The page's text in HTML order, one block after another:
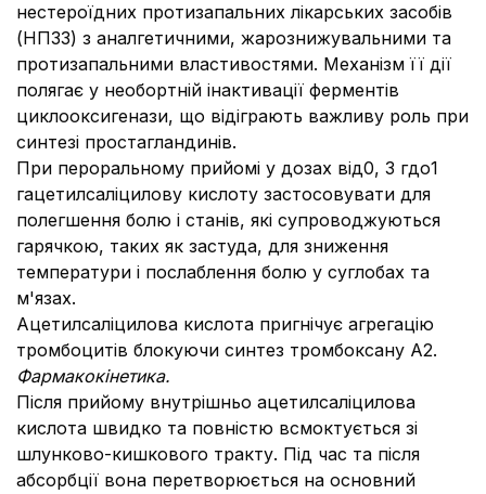
нестероїдних протизапальних лікарських засобів
(НПЗЗ) з аналгетичними, жарознижувальними та
протизапальними властивостями. Механізм її дії
полягає у необортній інактивації ферментів
циклооксигенази, що відіграють важливу роль при
синтезі простагландинів.
При пероральному прийомі у дозах від0, 3 гдо1
гацетилсаліцилову кислоту застосовувати для
полегшення болю і станів, які супроводжуються
гарячкою, таких як застуда, для зниження
температури і послаблення болю у суглобах та
м'язах.
Ацетилсаліцилова кислота пригнічує агрегацію
тромбоцитів блокуючи синтез тромбоксану А2.
Фармакокінетика.
Після прийому внутрішньо ацетилсаліцилова
кислота швидко та повністю всмоктується зі
шлунково-кишкового тракту. Під час та після
абсорбції вона перетворюється на основний